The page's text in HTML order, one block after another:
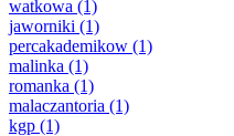
watkowa (1)
jaworniki (1)
percakademikow (1)
malinka (1)
romanka (1)
malaczantoria (1)
kgp (1)